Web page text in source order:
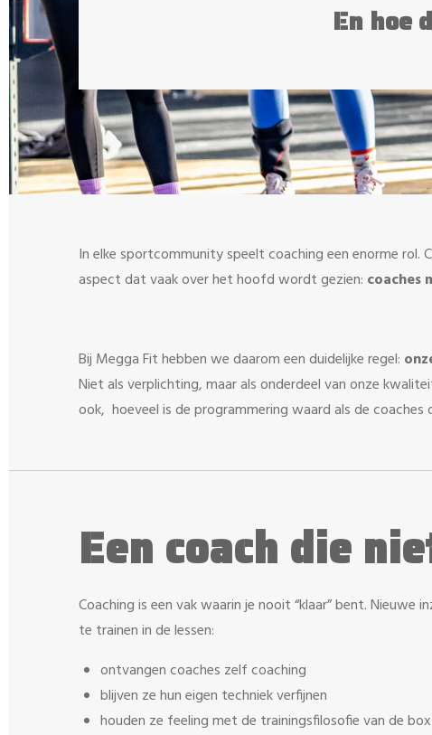
En hoe
In elke sportcommunity speelt coaching een enorme rol.
aspect dat vaak over het hoofd wordt gezien: coaches
Bij Megga Fit hebben we daarom een duidelijke regel:
Niet als verplichting, maar als onderdeel van onze
ook, hoeveel is de programmering waard als de
Een coach die
Coaching is een vak waarin je nooit “klaar” bent.
te trainen in de lessen:
ontvangen coaches zelf coaching
blijven ze hun eigen techniek verfijnen
houden ze feeling met de trainingsfilosofie van de box